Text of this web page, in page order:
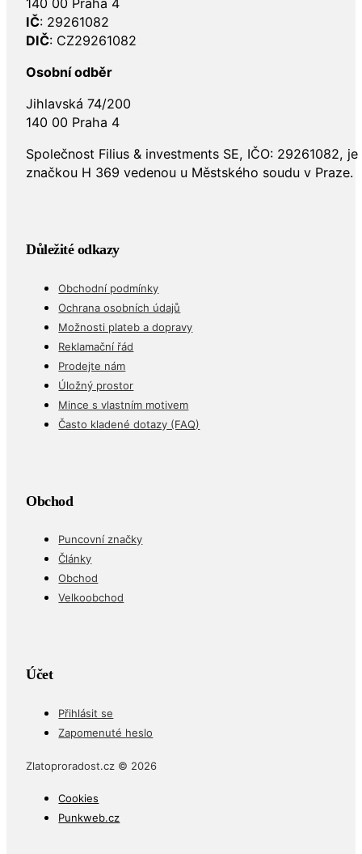
IČ: 29261082
DIČ: CZ29261082
Osobní odběr
Jihlavská 74/200
140 00 Praha 4
Společnost Filius & investments SE, IČO: 29261082,
značkou H 369 vedenou u Městského soudu v Praze.
Důležité odkazy
Obchodní podmínky
Ochrana osobních údajů
Možnosti plateb a dopravy
Reklamační řád
Prodejte nám
Úložný prostor
Mince s vlastním motivem
Často kladené dotazy (FAQ)
Obchod
Puncovní značky
Články
Obchod
Velkoobchod
Účet
Přihlásit se
Zapomenuté heslo
Zlatoproradost.cz © 2026
Cookies
Punkweb.cz